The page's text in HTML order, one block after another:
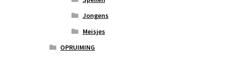
Jongens
Meisjes
OPRUIMING